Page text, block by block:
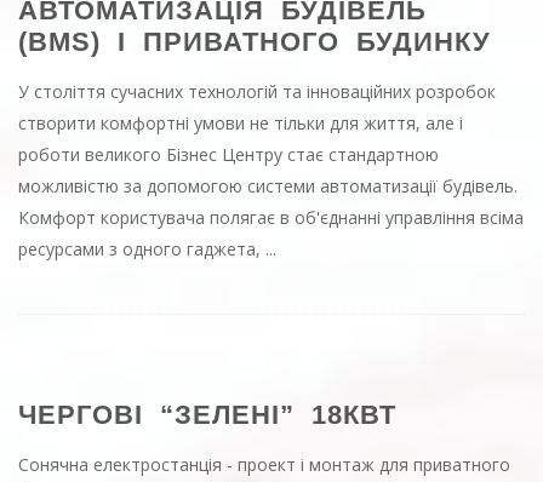
АВТОМАТИЗАЦІЯ БУДІВЕЛЬ
(BMS) І ПРИВАТНОГО БУДИНКУ
У століття сучасних технологій та інноваційних розробок
створити комфортні умови не тільки для життя, але і
роботи великого Бізнес Центру стає стандартною
можливістю за допомогою системи автоматизації будівель.
Комфорт користувача полягає в об'єднанні управління всіма
ресурсами з одного гаджета, ...
ЧЕРГОВІ “ЗЕЛЕНІ” 18КВТ
Сонячна електростанція - проект і монтаж для приватного